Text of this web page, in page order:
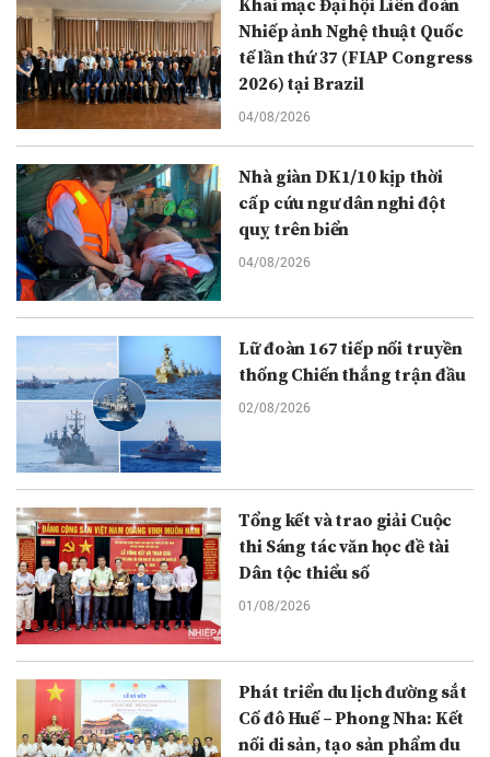
Khai mạc Đại hội Liên đoàn
Nhiếp ảnh Nghệ thuật Quốc
tế lần thứ 37 (FIAP Congress
2026) tại Brazil
04/08/2026
Nhà giàn DK1/10 kịp thời
cấp cứu ngư dân nghi đột
quỵ trên biển
04/08/2026
Lữ đoàn 167 tiếp nối truyền
thống Chiến thắng trận đầu
02/08/2026
Tổng kết và trao giải Cuộc
thi Sáng tác văn học đề tài
Dân tộc thiểu số
01/08/2026
Phát triển du lịch đường sắt
Cố đô Huế – Phong Nha: Kết
nối di sản, tạo sản phẩm du